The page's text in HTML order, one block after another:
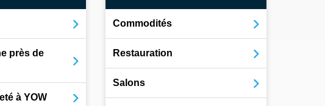
près de
à YOW
Commodités
Restauration
Salons